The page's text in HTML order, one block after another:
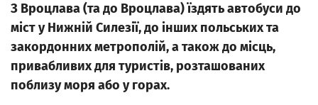
З Вроцлава (та до Вроцлава) їздять автобуси до
міст у Нижній Силезії, до інших польських та
закордонних метрополій, а також до місць,
привабливих для туристів, розташованих
поблизу моря або у горах.